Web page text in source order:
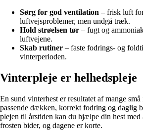
Sørg for god ventilation – frisk luft
luftvejsproblemer, men undgå træk.
Hold strøelsen tør – fugt og
luftvejene.
Skab rutiner – faste fodrings- og
vinterperioden.
Vinterpleje er helhedspleje
En sund vinterhest er resultatet af mange
passende dækken, korrekt fodring og daglig
plejen til årstiden kan du hjælpe din hest med
frosten bider, og dagene er korte.